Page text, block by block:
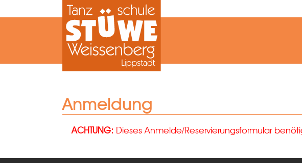
Zum Hauptinhalt springen
Anmeldung
ACHTUNG: Dieses Anmelde/Reservierungsformular